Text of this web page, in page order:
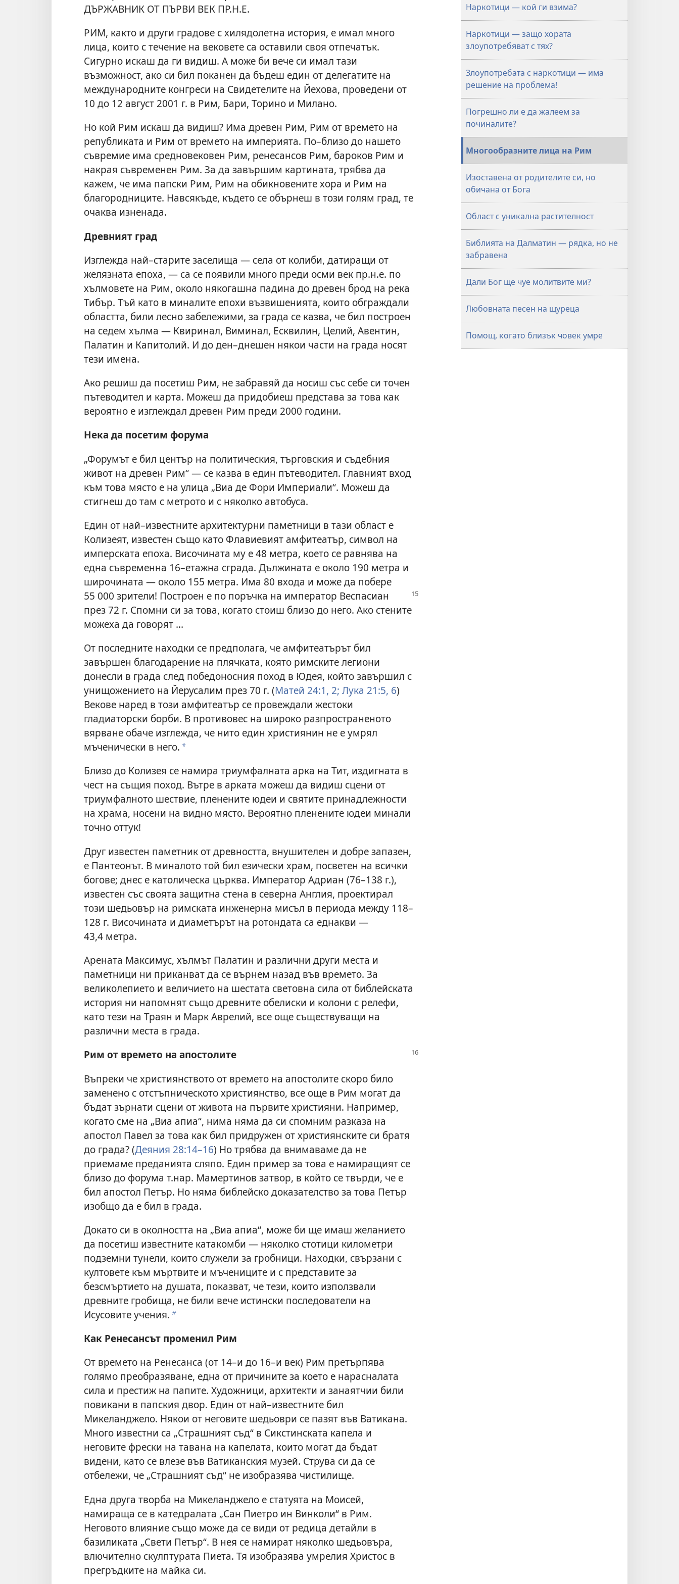
ДЪРЖАВНИК ОТ ПЪРВИ ВЕК ПР.Н.Е.
РИМ, както и други градове с хилядолетна история, е имал много
лица, които с течение на вековете са оставили своя отпечатък.
Сигурно искаш да ги видиш. А може би вече си имал тази
възможност, ако си бил поканен да бъдеш един от делегатите на
международните конгреси на Свидетелите на Йехова, проведени от
10 до 12 август 2001 г. в Рим, Бари, Торино и Милано.
Но кой Рим искаш да видиш? Има древен Рим, Рим от времето на
републиката и Рим от времето на империята. По–близо до нашето
съвремие има средновековен Рим, ренесансов Рим, бароков Рим и
накрая съвременен Рим. За да завършим картината, трябва да
кажем, че има папски Рим, Рим на обикновените хора и Рим на
благородниците. Навсякъде, където се обърнеш в този голям град, те
очаква изненада.
Древният град
Изглежда най–старите заселища — села от колиби, датиращи от
желязната епоха, — са се появили много преди осми век пр.н.е. по
хълмовете на Рим, около някогашна падина до древен брод на река
Тибър. Тъй като в миналите епохи възвишенията, които обграждали
областта, били лесно забележими, за града се казва, че бил построен
на седем хълма — Квиринал, Виминал, Есквилин, Целий, Авентин,
Палатин и Капитолий. И до ден–днешен някои части на града носят
тези имена.
Ако решиш да посетиш Рим, не забравяй да носиш със себе си точен
пътеводител и карта. Можеш да придобиеш представа за това как
вероятно е изглеждал древен Рим преди 2000 години.
Нека да посетим форума
„Форумът е бил център на политическия, търговския и съдебния
живот на древен Рим“ — се казва в един пътеводител. Главният вход
към това място е на улица „Виа де Фори Империали“. Можеш да
стигнеш до там с метрото и с няколко автобуса.
Един от най–известните архитектурни паметници в тази област е
Колизеят, известен също като Флавиевият амфитеатър, символ на
имперската епоха. Височината му е 48 метра, което се равнява на
една съвременна 16–етажна сграда. Дължината е около 190 метра и
широчината — около 155 метра. Има 80 входа и може да побере
55 000 зрители! Построен е по поръчка на император Веспасиан
през 72 г. Спомни си за това, когато стоиш близо до него. Ако стените
можеха да говорят ...
От последните находки се предполага, че амфитеатърът бил
завършен благодарение на плячката, която римските легиони
донесли в града след победоносния поход в Юдея, който завършил с
унищожението на Йерусалим през 70 г. (Матей 24:1, 2; Лука 21:5, 6)
Векове наред в този амфитеатър се провеждали жестоки
гладиаторски борби. В противовес на широко разпространеното
вярване обаче изглежда, че нито един християнин не е умрял
мъченически в него. a
Близо до Колизея се намира триумфалната арка на Тит, издигната в
чест на същия поход. Вътре в арката можеш да видиш сцени от
триумфалното шествие, пленените юдеи и святите принадлежности
на храма, носени на видно място. Вероятно пленените юдеи минали
точно оттук!
Друг известен паметник от древността, внушителен и добре запазен,
е Пантеонът. В миналото той бил езически храм, посветен на всички
богове; днес е католическа църква. Император Адриан (76–138 г.),
известен със своята защитна стена в северна Англия, проектирал
този шедьовър на римската инженерна мисъл в периода между 118–
128 г. Височината и диаметърът на ротондата са еднакви —
43,4 метра.
Арената Максимус, хълмът Палатин и различни други места и
паметници ни приканват да се върнем назад във времето. За
великолепието и величието на шестата световна сила от библейската
история ни напомнят също древните обелиски и колони с релефи,
като тези на Траян и Марк Аврелий, все още съществуващи на
различни места в града.
Рим от времето на апостолите
Въпреки че християнството от времето на апостолите скоро било
заменено с отстъпническото християнство, все още в Рим могат да
бъдат зърнати сцени от живота на първите християни. Например,
когато сме на „Виа апиа“, нима няма да си спомним разказа на
апостол Павел за това как бил придружен от християнските си братя
до града? (Деяния 28:14–16) Но трябва да внимаваме да не
приемаме преданията сляпо. Един пример за това е намиращият се
близо до форума т.нар. Мамертинов затвор, в който се твърди, че е
бил апостол Петър. Но няма библейско доказателство за това Петър
изобщо да е бил в града.
Докато си в околността на „Виа апиа“, може би ще имаш желанието
да посетиш известните катакомби — няколко стотици километри
подземни тунели, които служели за гробници. Находки, свързани с
култовете към мъртвите и мъчениците и с представите за
безсмъртието на душата, показват, че тези, които използвали
древните гробища, не били вече истински последователи на
Исусовите учения. b
Как Ренесансът променил Рим
От времето на Ренесанса (от 14–и до 16–и век) Рим претърпява
голямо преобразяване, една от причините за което е нарасналата
сила и престиж на папите. Художници, архитекти и занаятчии били
повикани в папския двор. Един от най–известните бил
Микеланджело. Някои от неговите шедьоври се пазят във Ватикана.
Много известни са „Страшният съд“ в Сикстинската капела и
неговите фрески на тавана на капелата, които могат да бъдат
видени, като се влезе във Ватиканския музей. Струва си да се
отбележи, че „Страшният съд“ не изобразява чистилище.
Една друга творба на Микеланджело е статуята на Моисей,
намираща се в катедралата „Сан Пиетро ин Винколи“ в Рим.
Неговото влияние също може да се види от редица детайли в
базиликата „Свети Петър“. В нея се намират няколко шедьовъра,
влючително скулптурата Пиета. Тя изобразява умрелия Христос в
прегръдките на майка си.
2001 г.
Наркотици — кой ги взима?
Наркотици — защо хората
злоупотребяват с тях?
Злоупотребата с наркотици — има
решение на проблема!
Погрешно ли е да жалеем за
починалите?
Многообразните лица на Рим
Изоставена от родителите си, но
обичана от Бога
Област с уникална растителност
Библията на Далматин — рядка, но не
забравена
Дали Бог ще чуе молитвите ми?
Любовната песен на щуреца
Помощ, когато близък човек умре